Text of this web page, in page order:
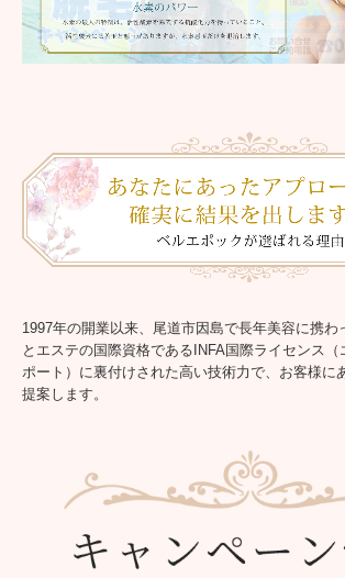
キャンペーン
店舗情報
お問合せ
ショッピングページ
ご注文ページ
商品ページ クレンジング
商品ページ 乳液・クリーム
1997年の開業以来、尾道市因島で長年美容に携わ
とエステの国際資格であるINFA国際ライセンス（
ポート）に裏付けされた高い技術力で、お客様に
提案します。